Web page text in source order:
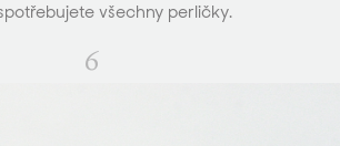
všechny perličky.
6